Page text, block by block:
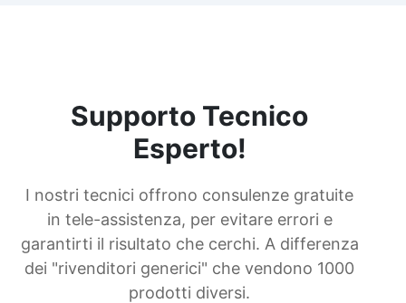
Supporto Tecnico
Esperto!
I nostri tecnici offrono consulenze gratuite
in tele-assistenza, per evitare errori e
garantirti il risultato che cerchi. A differenza
dei "rivenditori generici" che vendono 1000
prodotti diversi.